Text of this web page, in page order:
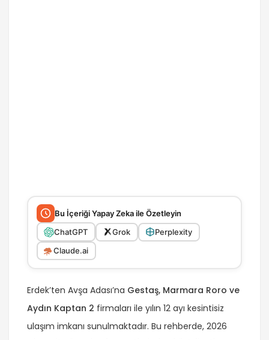
Bu İçeriği Yapay Zeka ile Özetleyin
ChatGPT
Grok
Perplexity
Claude.ai
Erdek’ten Avşa Adası’na Gestaş, Marmara Roro ve
Aydın Kaptan 2 firmaları ile yılın 12 ayı kesintisiz
ulaşım imkanı sunulmaktadır. Bu rehberde, 2026